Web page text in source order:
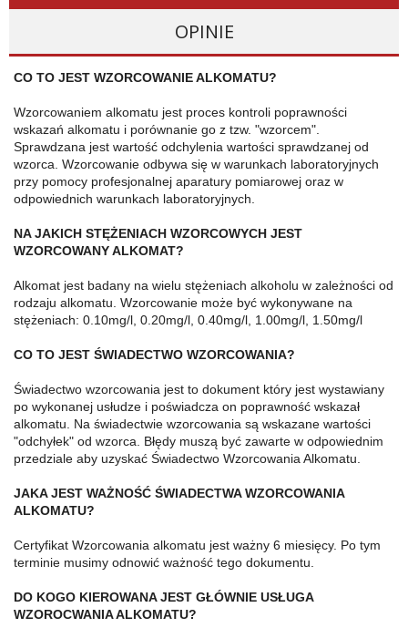
OPINIE
CO TO JEST WZORCOWANIE ALKOMATU?
Wzorcowaniem alkomatu jest proces kontroli poprawności
wskazań alkomatu i porównanie go z tzw. "wzorcem".
Sprawdzana jest wartość odchylenia wartości sprawdzanej od
wzorca. Wzorcowanie odbywa się w warunkach laboratoryjnych
przy pomocy profesjonalnej aparatury pomiarowej oraz w
odpowiednich warunkach laboratoryjnych.
NA JAKICH STĘŻENIACH WZORCOWYCH JEST
WZORCOWANY ALKOMAT?
Alkomat jest badany na wielu stężeniach alkoholu w zależności od
rodzaju alkomatu. Wzorcowanie może być wykonywane na
stężeniach: 0.10mg/l, 0.20mg/l, 0.40mg/l, 1.00mg/l, 1.50mg/l
CO TO JEST ŚWIADECTWO WZORCOWANIA?
Świadectwo wzorcowania jest to dokument który jest wystawiany
po wykonanej usłudze i poświadcza on poprawność wskazał
alkomatu. Na świadectwie wzorcowania są wskazane wartości
"odchyłek" od wzorca. Błędy muszą być zawarte w odpowiednim
przedziale aby uzyskać Świadectwo Wzorcowania Alkomatu.
JAKA JEST WAŻNOŚĆ ŚWIADECTWA WZORCOWANIA
ALKOMATU?
Certyfikat Wzorcowania alkomatu jest ważny 6 miesięcy. Po tym
terminie musimy odnowić ważność tego dokumentu.
DO KOGO KIEROWANA JEST GŁÓWNIE USŁUGA
WZOROCWANIA ALKOMATU?